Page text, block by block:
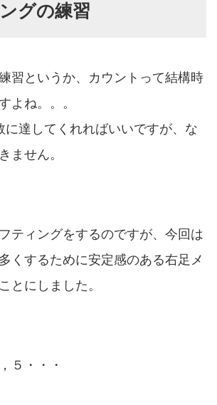
グの練習
習というか、カウントって結構時
よね。。。
に達してくれればいいですが、な
ません。
ティングをするのですが、今回は
くするために安定感のある右足メ
とにしました。
５・・・